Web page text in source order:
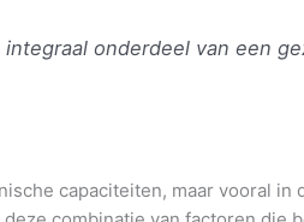
onderdeel van een
capaciteiten, maar vooral in